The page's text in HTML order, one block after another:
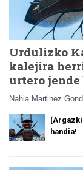
Urdulizko
kalejira
urtero jende
Nahia Martinez
handia!